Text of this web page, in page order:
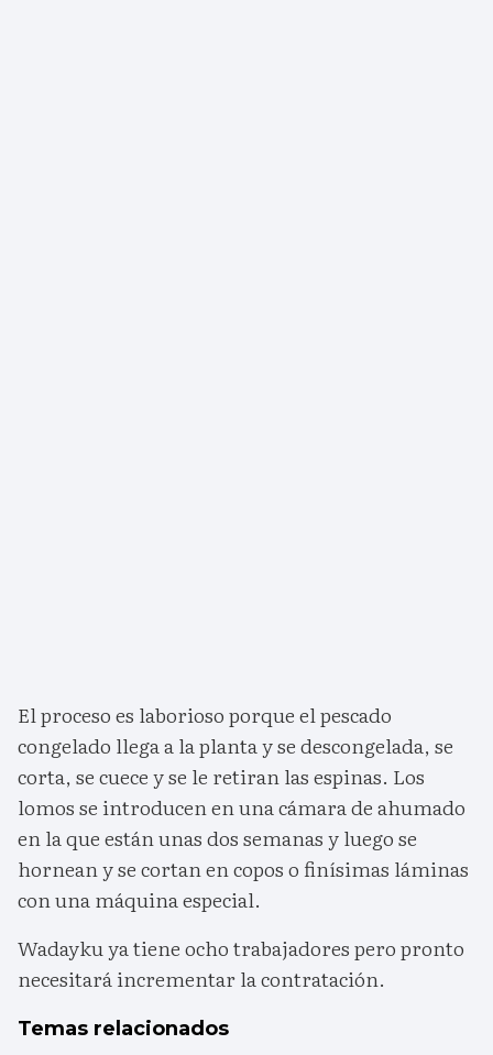
El proceso es laborioso porque el pescado
congelado llega a la planta y se descongelada, se
corta, se cuece y se le retiran las espinas. Los
lomos se introducen en una cámara de ahumado
en la que están unas dos semanas y luego se
hornean y se cortan en copos o finísimas láminas
con una máquina especial.
Wadayku ya tiene ocho trabajadores pero pronto
necesitará incrementar la contratación.
Temas relacionados